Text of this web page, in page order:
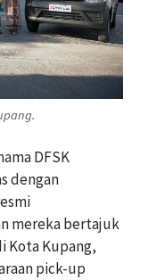
DFSK
dengan
mereka bertajuk
Kota Kupang,
pick-up